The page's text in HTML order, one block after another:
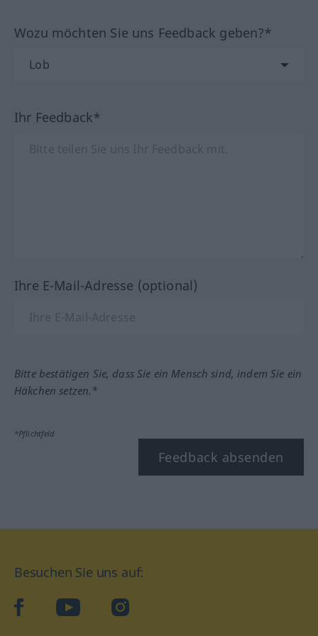
Wozu möchten Sie uns Feedback geben?*
Ihr Feedback*
Ihre E-Mail-Adresse (optional)
Bitte bestätigen Sie, dass Sie ein Mensch sind, indem Sie ein
Häkchen setzen.*
*Pflichtfeld
Feedback absenden
Besuchen Sie uns auf:
facebookYouTube Instagram